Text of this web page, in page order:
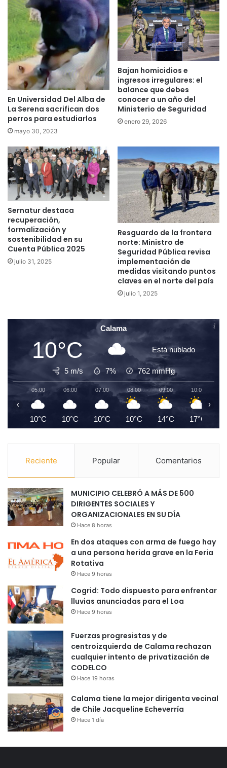
En Universidad Del Alba de
La Serena sacrifican dos
perros para estudiarlos
mayo 30, 2023
Bajan homicidios e
ingresos irregulares: el
balance que debes
conocer a un año del
Ministerio de Seguridad
enero 29, 2026
Sernatur destaca
recuperación,
formalización y
sostenibilidad en su
Cuenta Pública 2025
julio 31, 2025
Resguardo de la frontera
norte: Ministro de
Seguridad Pública revisa
implementación de
medidas visitando puntos
claves en el norte del país
julio 1, 2025
Calama
10°C Está nublado
5 m/s 7% 762 mmHg
05:00
10°C
06:00
10°C
07:00
10°C
08:00
10°C
09:00
14°C
10:00
17°C
‹ ›
Reciente Popular Comentarios
MUNICIPIO CELEBRÓ A MÁS DE 500
DIRIGENTES SOCIALES Y
ORGANIZACIONALES EN SU DÍA
Hace 8 horas
En dos ataques con arma de fuego hay
a una persona herida grave en la Feria
Rotativa
Hace 9 horas
Cogrid: Todo dispuesto para enfrentar
lluvias anunciadas para el Loa
Hace 9 horas
Fuerzas progresistas y de
centroizquierda de Calama rechazan
cualquier intento de privatización de
CODELCO
Hace 19 horas
Calama tiene la mejor dirigenta vecinal
de Chile Jacqueline Echeverría
Hace 1 día